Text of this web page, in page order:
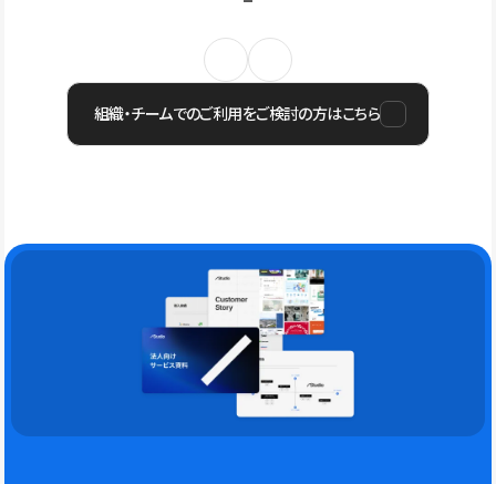
組織・チームでのご利用をご検討の方はこちら